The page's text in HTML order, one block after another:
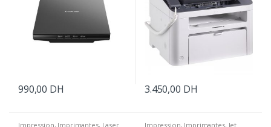
990,00 DH 3.450,00 DH
Impression, Imprimantes, Laser Impression, Imprimantes, Jet